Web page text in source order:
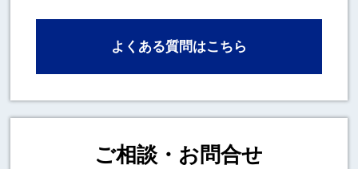
よくある質問はこちら
ご相談・お問合せ